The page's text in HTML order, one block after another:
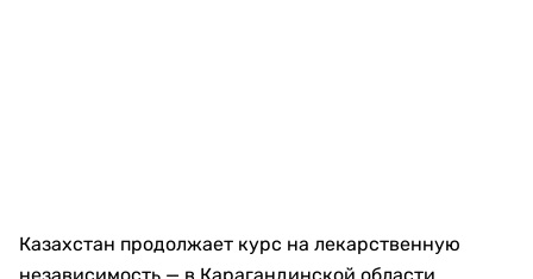
Казахстан продолжает курс на лекарственную